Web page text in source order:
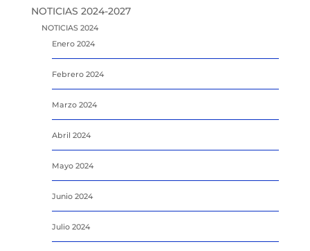
NOTICIAS 2024-2027
NOTICIAS 2024
Enero 2024
Febrero 2024
Marzo 2024
Abril 2024
Mayo 2024
Junio 2024
Julio 2024